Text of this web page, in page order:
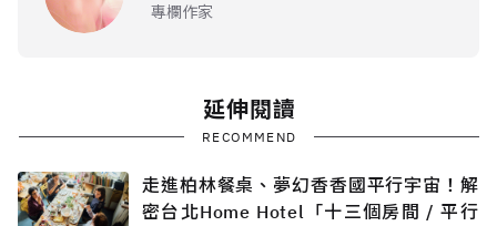
專欄作家
延伸閱讀
RECOMMEND
走進柏林餐桌、夢幻香香國平行宇宙！解
密台北Home Hotel「十三個房間 / 平行